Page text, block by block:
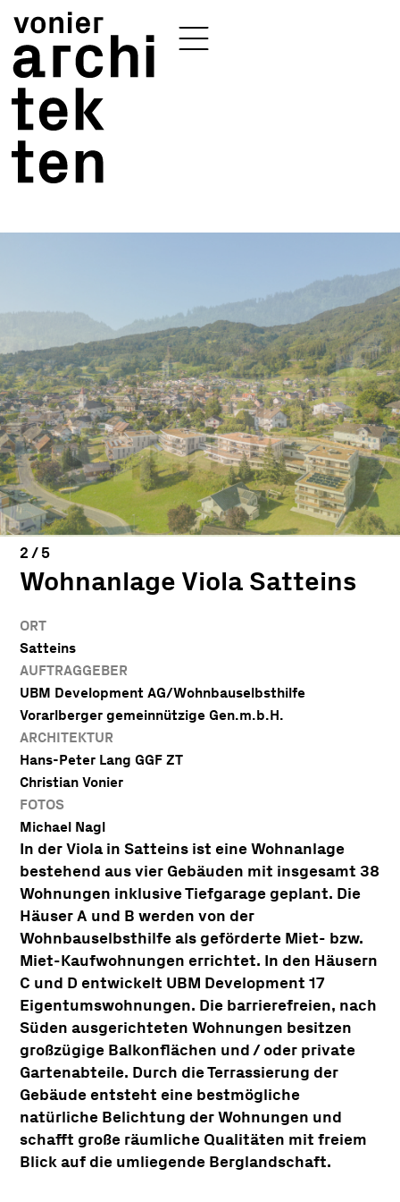
Wohnanlage Viola Satteins
In der Viola in Satteins ist eine Wohnanlage
bestehend aus vier Gebäuden mit insgesamt 38
Wohnungen inklusive Tiefgarage geplant. Die
Häuser A und B werden von der
Wohnbauselbsthilfe als geförderte Miet- bzw.
Miet-Kaufwohnungen errichtet. In den Häusern
C und D entwickelt UBM Development 17
Eigentumswohnungen. Die barrierefreien, nach
Süden ausgerichteten Wohnungen besitzen
großzügige Balkonflächen und / oder private
Gartenabteile. Durch die Terrassierung der
Gebäude entsteht eine bestmögliche
natürliche Belichtung der Wohnungen und
schafft große räumliche Qualitäten mit freiem
Blick auf die umliegende Berglandschaft.
ORT
Satteins
AUFTRAGGEBER
UBM Development AG/Wohnbauselbsthilfe
Vorarlberger gemeinnützige Gen.m.b.H.
ARCHITEKTUR
Hans-Peter Lang GGF ZT
Christian Vonier
FOTOS
Michael Nagl